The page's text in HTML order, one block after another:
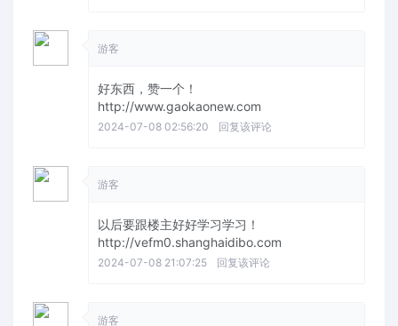
游客
好东西，赞一个！
http://www.gaokaonew.com
2024-07-08 02:56:20 回复该评论
游客
以后要跟楼主好好学习学习！
http://vefm0.shanghaidibo.com
2024-07-08 21:07:25 回复该评论
游客